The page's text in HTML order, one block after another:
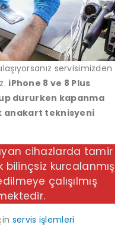
servisimizden
iPhone 8 ve 8 Plus
dururken kapanma
anakart teknisyeni
cihazlarda tamir
bilinçsiz kurcalanmış
çalışılmış
servis işlemleri